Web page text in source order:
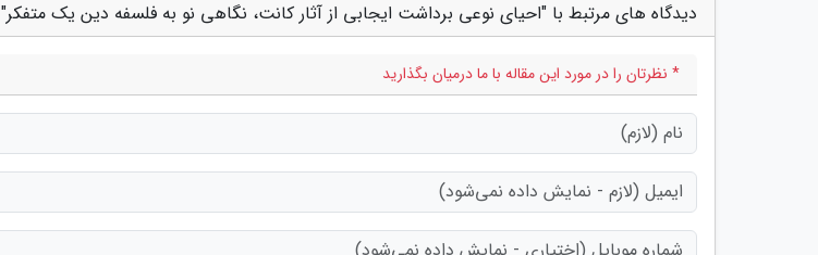
دیدگاه های مرتبط با "احیای نوعی برداشت ایجابی از آثار کانت، نگاهی نو به فلسفه دین یک متفکر"
* نظرتان را در مورد این مقاله با ما درمیان بگذارید